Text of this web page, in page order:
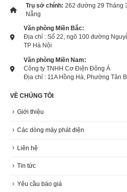
Trụ sở chính: 262 đường 29 Tháng
Nẵng
Văn phòng Miền Bắc:
Địa chỉ : Số 22, ngõ 100 đường
TP Hà Nội
Văn phòng Miền Nam:
Công ty TNHH Cơ Điện Đông Á
Địa chỉ : 11A Hồng Hà, Phường Tân
VỀ CHÚNG TÔI
Giới thiệu
Các dòng máy phát điện
Liên hệ
Tin tức
Yêu cầu báo giá